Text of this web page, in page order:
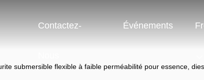
Contactez- Événements
submersible flexible à faible perméabilité pour essence,